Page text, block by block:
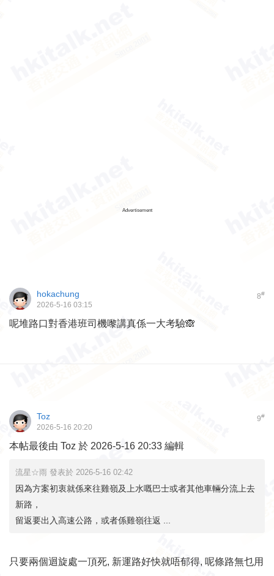
Advertisement
8#
hokachung
2026-5-16 03:15
呢堆路口對香港班司機嚟講真係一大考驗🙈
9#
Toz
2026-5-16 20:20
本帖最後由 Toz 於 2026-5-16 20:33 編輯
流星☆雨 發表於 2026-5-16 02:42
因為方案初衷就係來往雞嶺及上水嘅巴士或者其他車輛分流上去
新路，
留返要出入高速公路，或者係雞嶺往返 ...
只要兩個迴旋處一頂死, 新運路好快就唔郁得, 呢條路無乜用